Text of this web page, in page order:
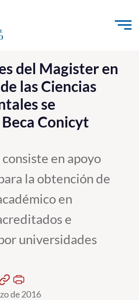
al contenido
e Innovación
del Magister en
las Ciencias
se
Conicyt
en apoyo
la obtención de
en
e
universidades
de 2016